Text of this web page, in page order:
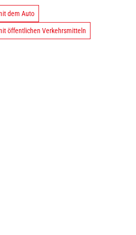
dem Auto
öffentlichen Verkehrsmitteln